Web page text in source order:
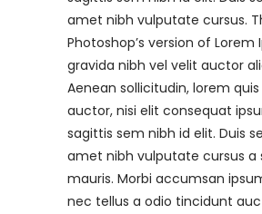
amet nibh vulputate cursus.
Photoshop’s version of Lorem
gravida nibh vel velit auctor
Aenean sollicitudin, lorem
auctor, nisi elit consequat
sagittis sem nibh id elit. Duis
amet nibh vulputate cursus a
mauris. Morbi accumsan
nec tellus a odio tincidunt